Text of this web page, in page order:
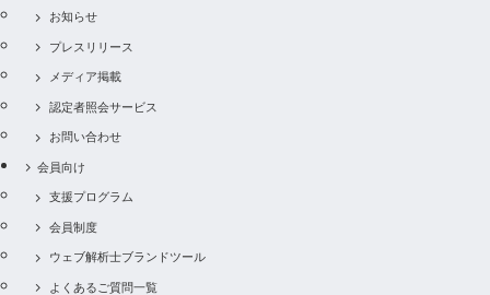
お知らせ
プレスリリース
メディア掲載
認定者照会サービス
お問い合わせ
会員向け
支援プログラム
会員制度
ウェブ解析士ブランドツール
よくあるご質問一覧